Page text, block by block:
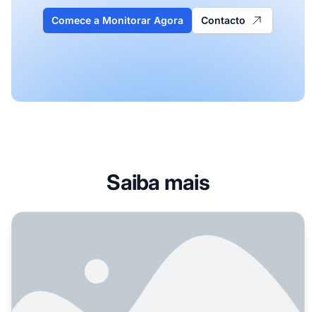
Comece a Monitorar Agora Contacto
Saiba mais
Como Lidar com Conteúdo Duplicado para Motores de